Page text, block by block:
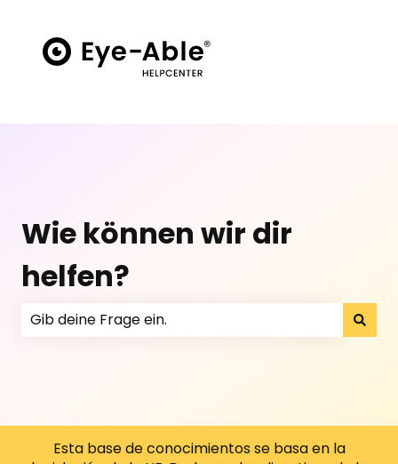
Wie können wir dir
helfen?
Esta base de conocimientos se basa en la